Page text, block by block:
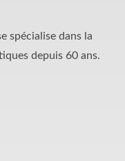
spécialise dans la
depuis 60 ans.